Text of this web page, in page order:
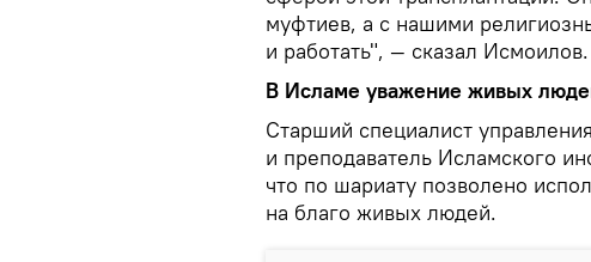
муфтиев, а с нашими
и работать", — сказал Исмоилов.
В Исламе уважение живых
Старший специалист
и преподаватель Исламского
что по шариату позволено
на благо живых людей.